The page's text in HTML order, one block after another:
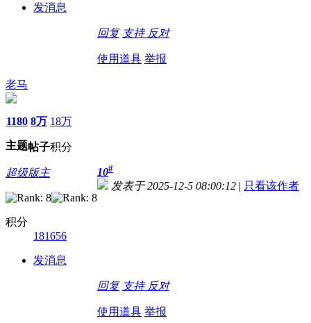
发消息
回复 支持 反对
使用道具 举报
老马
1180
主题
8万
帖子
18万
积分
超级版主
积分
181656
发消息
10#
发表于 2025-12-5 08:00:12 | 只看该作者
回复 支持 反对
使用道具 举报